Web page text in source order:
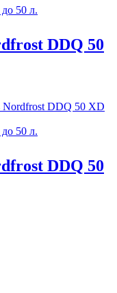
50 л.
DDQ 50
50 л.
DDQ 50